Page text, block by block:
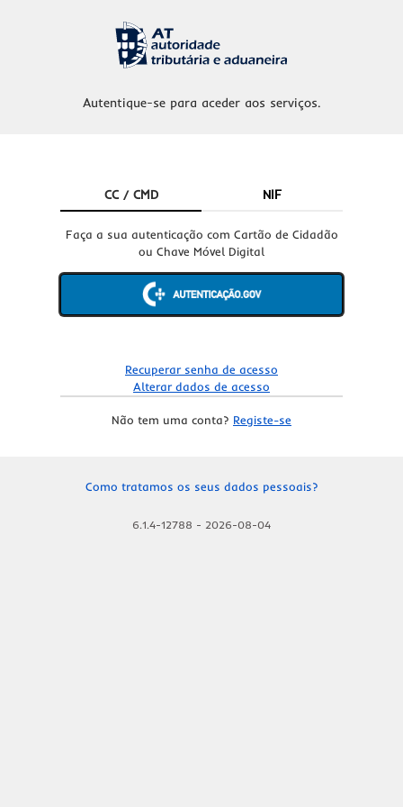
Autentique-se para aceder aos serviços.
CC / CMD NIF
Faça a sua autenticação com Cartão de Cidadão
ou Chave Móvel Digital
Recuperar senha de acesso
Alterar dados de acesso
Não tem uma conta? Registe-se
Como tratamos os seus dados pessoais?
6.1.4-12788 - 2026-08-04